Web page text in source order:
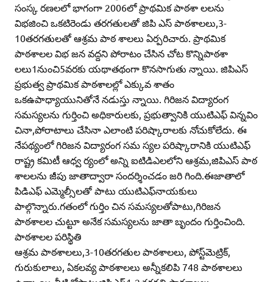
సంస్క రణలలో భాగంగా 2006లో ప్రాథమిక పాఠశా లలను
విభజించి ఒకటిరెండు తరగతులతో జిపి ఎస్‌ పాఠశాలలు,3-
10తరగతులతో ఆశ్రమ పాఠ శాలలు ఏర్పరిచారు. ప్రాథమిక
పాఠశాలల విభ జన వద్దని పోరాటం చేసిన చోట కొన్నిపాఠశా
లలు1నుంచి5వరకు యథాతథంగా కొనసాగుతు న్నాయి. జిపిఎస్‌
ప్రభుత్వ ప్రాథమిక పాఠశాలల్లో ఎక్కువ శాతం
ఒకఉపాధ్యాయునితోనే నడుస్తు న్నాయి. గిరిజన విద్యారంగ
సమస్యలను గుర్తించి అధికారులకు, ప్రభుత్వానికి యుటిఎఫ్‌ విన్నవిం
చినా,పోరాటాలు చేసినా ఎలాంటి పరిష్కారాలకు నోచుకోలేదు. ఈ
నేపథ్యంలో గిరిజన విద్యారంగ సమ స్యల పరిష్కారానికి యుటిఎఫ్‌
రాష్ట్ర కమిటీ ఆధ్వ ర్యంలో అన్ని ఐటిడిఎలలోని ఆశ్రమ,జిపిఎస్‌ పాఠ
శాలలను జీపు జాతాద్వారా సందర్శించడం జరి గింది.ఈజాతాలో
పిడిఎఫ్‌ ఎమ్మెల్సీలతో పాటు యుటిఎఫ్‌నాయకులు
పాల్గొన్నారు.గతంలో గుర్తిం చిన సమస్యలతోపాటు,గిరిజన
పాఠశాలల చుట్టూ అనేక సమస్యలను జాతా బృందం గుర్తించింది.
పాఠశాలల పరిస్థితి
ఆశ్రమ పాఠశాలలు,3-10తరగతుల పాఠశాలలు, పోస్ట్‌మెట్రిక్‌,
గురుకులాలు, ఏకలవ్య పాఠశాలలు అన్నీకలిపి 748 పాఠశాలలు